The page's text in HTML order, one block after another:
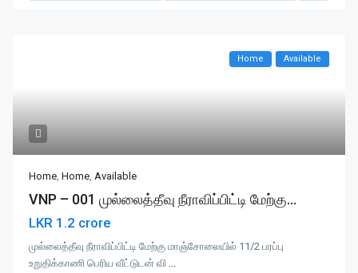
Home Available
Home,Home,Available
VNP – 001 முல்லைத்தீவு நீராவிப்பிட்டி மேற்கு...
LKR 1.2 crore
முல்லைத்தீவு நீராவிப்பிட்டி மேற்கு மாஞ்சோலையில் 11/2 பரப்பு
உறுதிக்காணி பெரிய வீட்டுடன் வி ...